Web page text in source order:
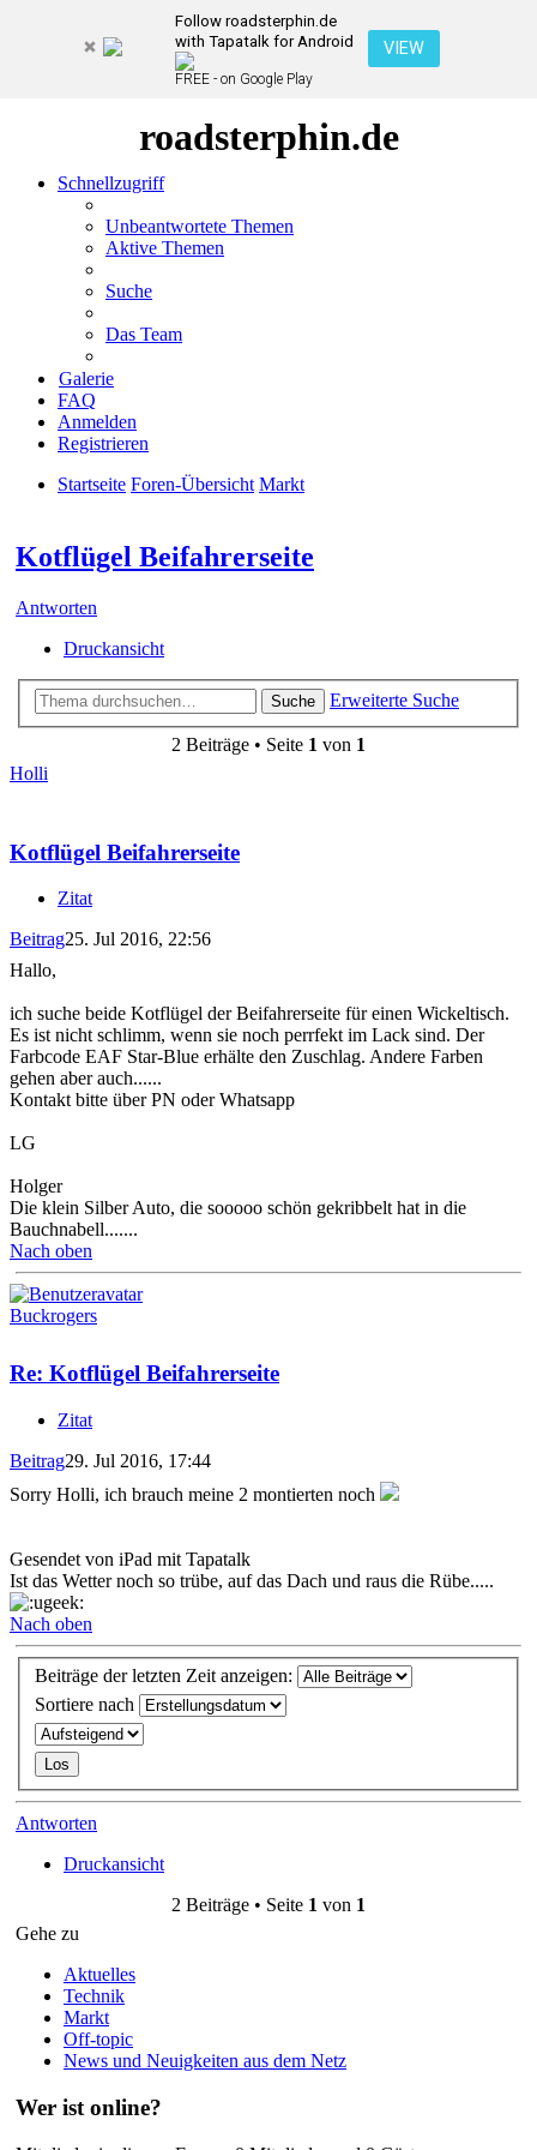
Follow roadsterphin.de
with Tapatalk for Android
FREE - on Google Play
VIEW
roadsterphin.de
Schnellzugriff
Unbeantwortete Themen
Aktive Themen
Suche
Das Team
Galerie
FAQ
Anmelden
Registrieren
Startseite Foren-Übersicht Markt
Kotflügel Beifahrerseite
Antworten
Druckansicht
Suche Erweiterte Suche
2 Beiträge • Seite 1 von 1
Holli
Kotflügel Beifahrerseite
Zitat
Beitrag25. Jul 2016, 22:56
Hallo,
ich suche beide Kotflügel der Beifahrerseite für einen Wickeltisch.
Es ist nicht schlimm, wenn sie noch perrfekt im Lack sind. Der
Farbcode EAF Star-Blue erhälte den Zuschlag. Andere Farben
gehen aber auch......
Kontakt bitte über PN oder Whatsapp
LG
Holger
Die klein Silber Auto, die sooooo schön gekribbelt hat in die
Bauchnabell.......
Nach oben
Buckrogers
Re: Kotflügel Beifahrerseite
Zitat
Beitrag29. Jul 2016, 17:44
Sorry Holli, ich brauch meine 2 montierten noch
Gesendet von iPad mit Tapatalk
Ist das Wetter noch so trübe, auf das Dach und raus die Rübe.....
Nach oben
Beiträge der letzten Zeit anzeigen:
Sortiere nach
Antworten
Druckansicht
2 Beiträge • Seite 1 von 1
Gehe zu
Aktuelles
Technik
Markt
Off-topic
News und Neuigkeiten aus dem Netz
Wer ist online?